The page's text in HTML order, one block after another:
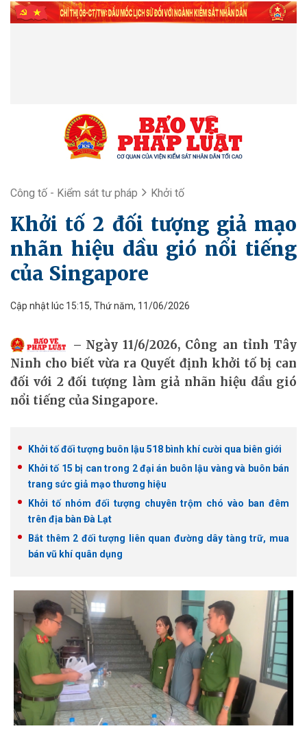
Công tố - Kiểm sát tư pháp Khởi tố
Khởi tố 2 đối tượng giả mạo
nhãn hiệu dầu gió nổi tiếng
của Singapore
Cập nhật lúc 15:15, Thứ năm, 11/06/2026
Ngày 11/6/2026, Công an tỉnh Tây
Ninh cho biết vừa ra Quyết định khởi tố bị can
đối với 2 đối tượng làm giả nhãn hiệu dầu gió
nổi tiếng của Singapore.
Khởi tố đối tượng buôn lậu 518 bình khí cười qua biên giới
Khởi tố 15 bị can trong 2 đại án buôn lậu vàng và buôn bán
trang sức giả mạo thương hiệu
Khởi tố nhóm đối tượng chuyên trộm chó vào ban đêm
trên địa bàn Đà Lạt
Bắt thêm 2 đối tượng liên quan đường dây tàng trữ, mua
bán vũ khí quân dụng